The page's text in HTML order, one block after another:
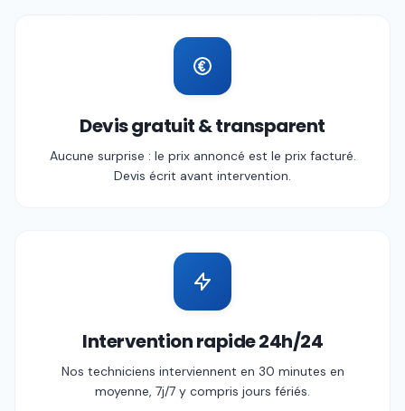
Devis gratuit & transparent
Aucune surprise : le prix annoncé est le prix facturé.
Devis écrit avant intervention.
Intervention rapide 24h/24
Nos techniciens interviennent en 30 minutes en
moyenne, 7j/7 y compris jours fériés.